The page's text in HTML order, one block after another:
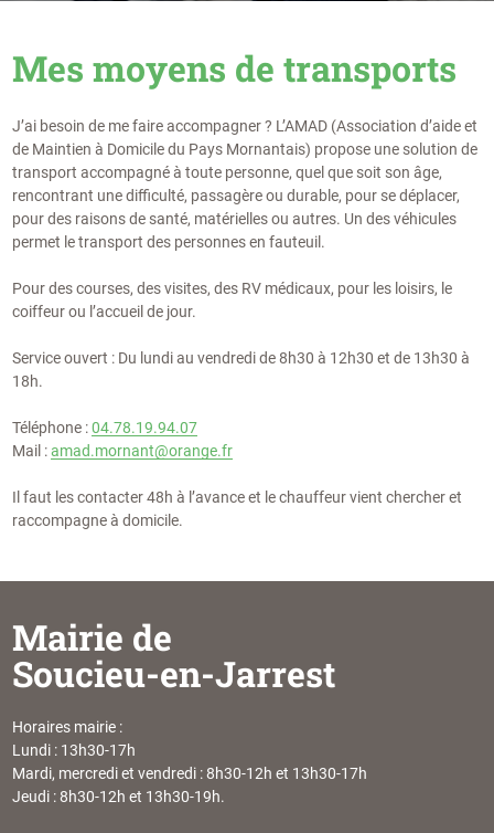
Mes moyens de transports
J’ai besoin de me faire accompagner ? L’AMAD (Association d’aide et
de Maintien à Domicile du Pays Mornantais) propose une solution de
transport accompagné à toute personne, quel que soit son âge,
rencontrant une difficulté, passagère ou durable, pour se déplacer,
pour des raisons de santé, matérielles ou autres. Un des véhicules
permet le transport des personnes en fauteuil.
Pour des courses, des visites, des RV médicaux, pour les loisirs, le
coiffeur ou l’accueil de jour.
Service ouvert : Du lundi au vendredi de 8h30 à 12h30 et de 13h30 à
18h.
Téléphone :04.78.19.94.07
Mail :amad.mornant@orange.fr
Il faut les contacter 48h à l’avance et le chauffeur vient chercher et
raccompagne à domicile.
Mairie de
Soucieu-en-Jarrest
Horaires mairie :
Lundi : 13h30-17h
Mardi, mercredi et vendredi : 8h30-12h et 13h30-17h
Jeudi : 8h30-12h et 13h30-19h.